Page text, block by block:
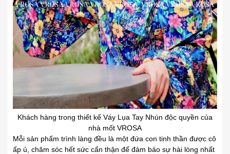
Khách hàng trong thiết kế Váy Lụa Tay Nhún độc quyền của
nhà mốt VROSA
Mỗi sản phẩm trình làng đều là một đứa con tinh thần được cô
ấp ủ, chăm sóc hết sức cẩn thận để đảm bảo sự hài lòng nhất